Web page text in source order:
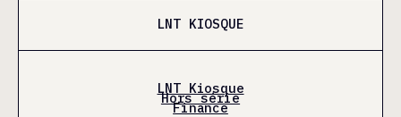
LNT KIOSQUE
LNT Kiosque
Hors série
Finance